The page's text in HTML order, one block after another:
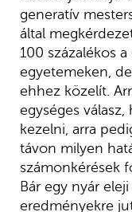
generatív
által
100 százalékos
egyetemeken,
ehhez közelít.
egységes
kezelni, arra
távon milyen
számonkérések
Bár egy nyár
eredményekre